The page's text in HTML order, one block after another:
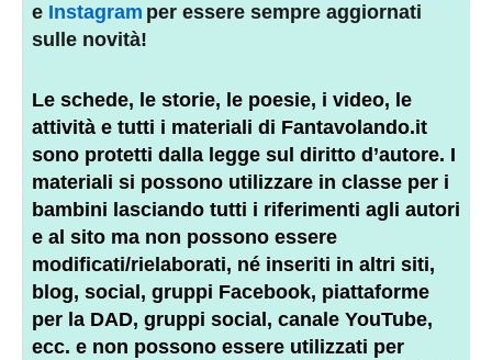
e Instagram per essere sempre aggiornati
sulle novità!
Le schede, le storie, le poesie, i video, le
attività e tutti i materiali di Fantavolando.it
sono protetti dalla legge sul diritto d’autore. I
materiali si possono utilizzare in classe per i
bambini lasciando tutti i riferimenti agli autori
e al sito ma non possono essere
modificati/rielaborati, né inseriti in altri siti,
blog, social, gruppi Facebook, piattaforme
per la DAD, gruppi social, canale YouTube,
ecc. e non possono essere utilizzati per